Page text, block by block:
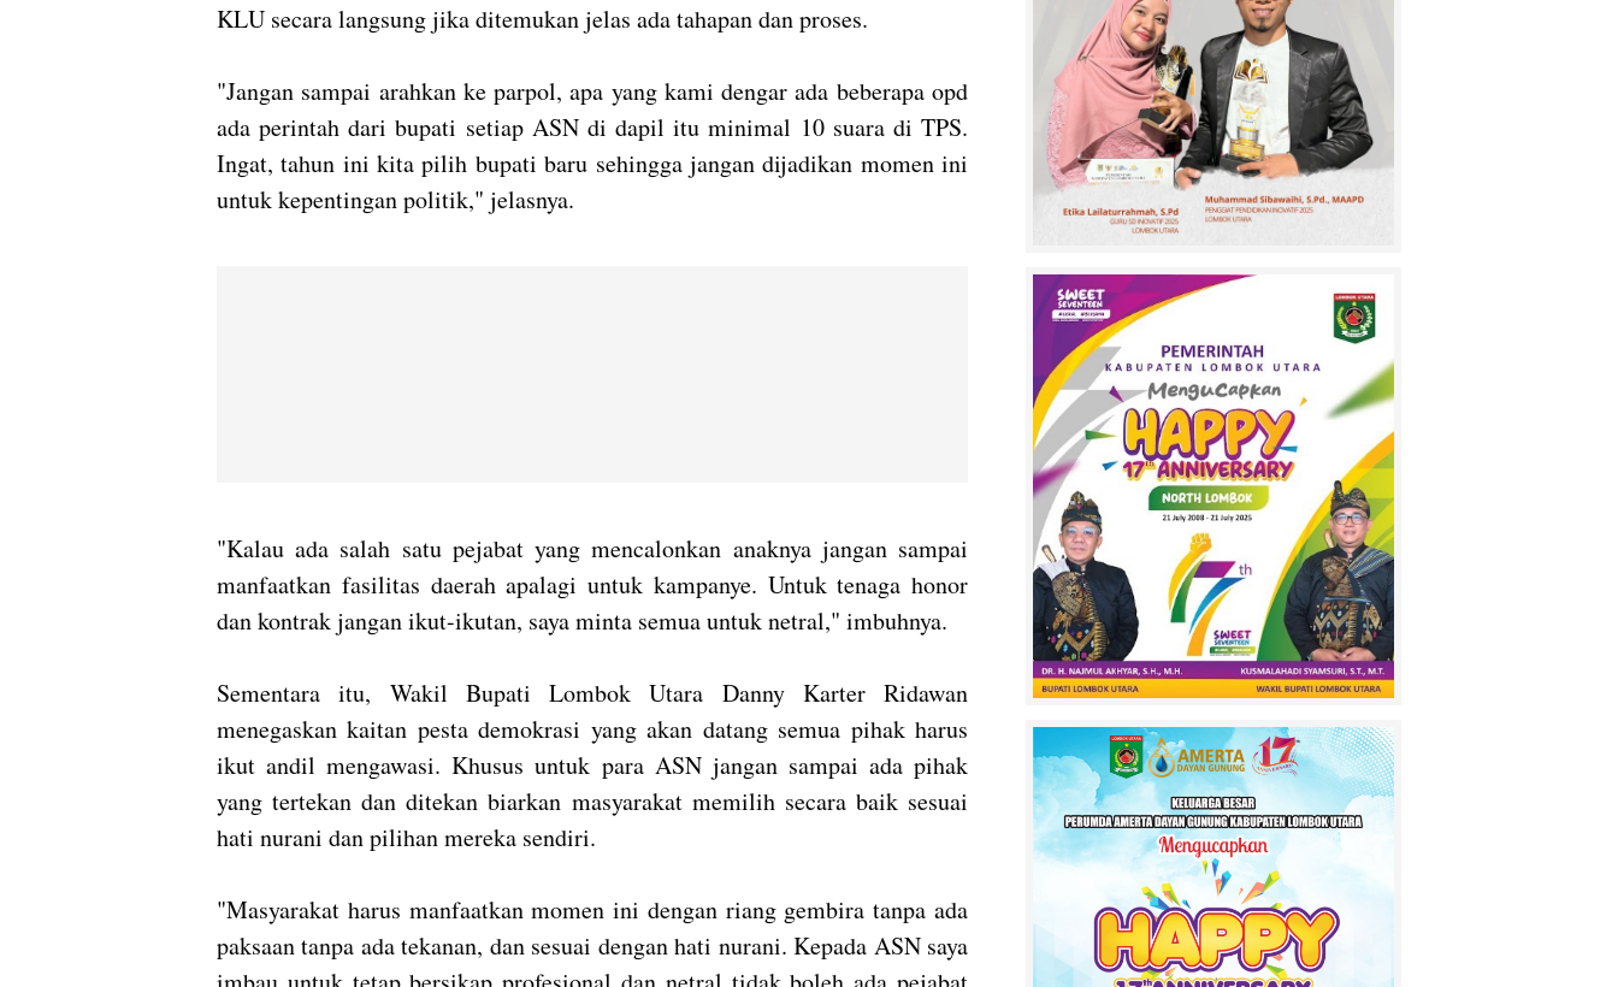
KLU secara langsung jika ditemukan jelas ada tahapan dan proses.
"Jangan sampai arahkan ke parpol, apa yang kami dengar ada beberapa opd
ada perintah dari bupati setiap ASN di dapil itu minimal 10 suara di TPS.
Ingat, tahun ini kita pilih bupati baru sehingga jangan dijadikan momen ini
untuk kepentingan politik," jelasnya.
"Kalau ada salah satu pejabat yang mencalonkan anaknya jangan sampai
manfaatkan fasilitas daerah apalagi untuk kampanye. Untuk tenaga honor
dan kontrak jangan ikut-ikutan, saya minta semua untuk netral," imbuhnya.
Sementara itu, Wakil Bupati Lombok Utara Danny Karter Ridawan
menegaskan kaitan pesta demokrasi yang akan datang semua pihak harus
ikut andil mengawasi. Khusus untuk para ASN jangan sampai ada pihak
yang tertekan dan ditekan biarkan masyarakat memilih secara baik sesuai
hati nurani dan pilihan mereka sendiri.
"Masyarakat harus manfaatkan momen ini dengan riang gembira tanpa ada
paksaan tanpa ada tekanan, dan sesuai dengan hati nurani. Kepada ASN saya